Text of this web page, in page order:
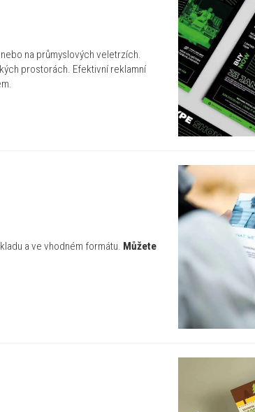
na průmyslových veletrzích.
prostorách. Efektivní reklamní
a ve vhodném formátu. Můžete